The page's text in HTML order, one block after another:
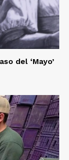
del ‘Mayo’